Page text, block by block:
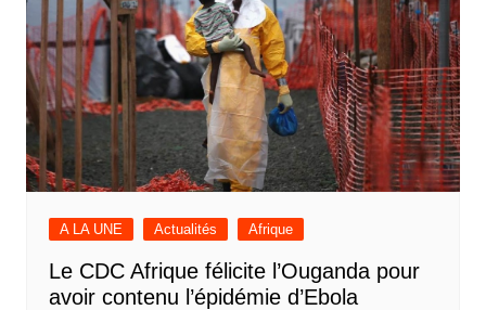
A LA UNE Actualités Afrique
Le CDC Afrique félicite l’Ouganda pour
avoir contenu l’épidémie d’Ebola